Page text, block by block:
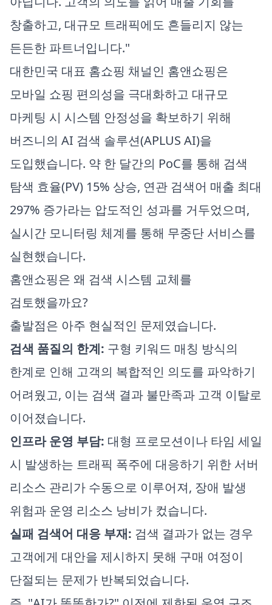
창출하고, 대규모 트래픽에도 흔들리지 않는
든든한 파트너입니다."
대한민국 대표 홈쇼핑 채널인 홈앤쇼핑은
모바일 쇼핑 편의성을 극대화하고 대규모
마케팅 시 시스템 안정성을 확보하기 위해
버즈니의 AI 검색 솔루션(APLUS AI)을
도입했습니다. 약 한 달간의 PoC를 통해 검색
탐색 효율(PV) 15% 상승, 연관 검색어 매출 최대
297% 증가라는 압도적인 성과를 거두었으며,
실시간 모니터링 체계를 통해 무중단 서비스를
실현했습니다.
홈앤쇼핑은 왜 검색 시스템 교체를
검토했을까요?
출발점은 아주 현실적인 문제였습니다.
검색 품질의 한계: 구형 키워드 매칭 방식의
한계로 인해 고객의 복합적인 의도를 파악하기
어려웠고, 이는 검색 결과 불만족과 고객 이탈로
이어졌습니다.
인프라 운영 부담: 대형 프로모션이나 타임 세일
시 발생하는 트래픽 폭주에 대응하기 위한 서버
리소스 관리가 수동으로 이루어져, 장애 발생
위험과 운영 리소스 낭비가 컸습니다.
실패 검색어 대응 부재: 검색 결과가 없는 경우
고객에게 대안을 제시하지 못해 구매 여정이
단절되는 문제가 반복되었습니다.